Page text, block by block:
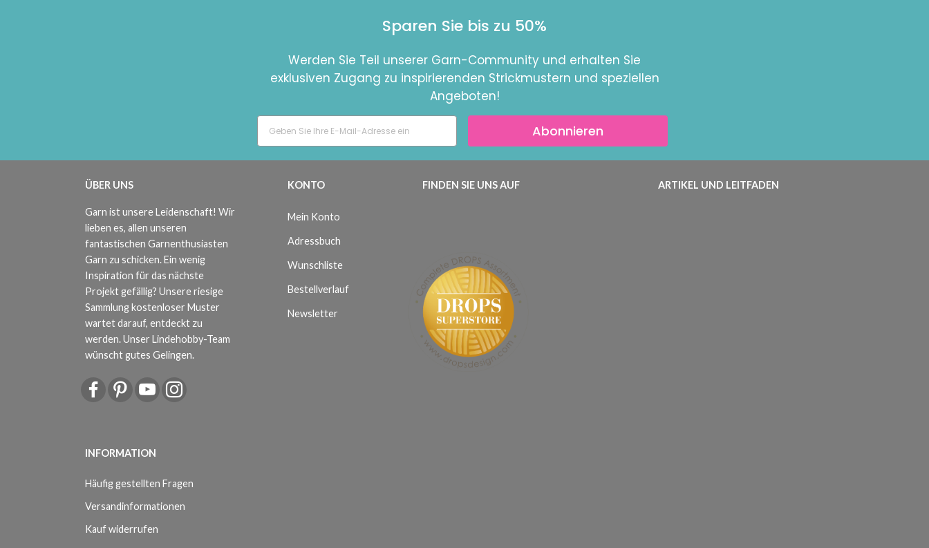
Sparen Sie bis zu 50%
Werden Sie Teil unserer Garn-Community und erhalten Sie
exklusiven Zugang zu inspirierenden Strickmustern und speziellen
Angeboten!
Abonnieren
ÜBER UNS
Garn ist unsere Leidenschaft! Wir
lieben es, allen unseren
fantastischen Garnenthusiasten
Garn zu schicken. Ein wenig
Inspiration für das nächste
Projekt gefällig? Unsere riesige
Sammlung kostenloser Muster
wartet darauf, entdeckt zu
werden. Unser Lindehobby-Team
wünscht gutes Gelingen.
INFORMATION
Häufig gestellten Fragen
Versandinformationen
Kauf widerrufen
KONTO
Mein Konto
Adressbuch
Wunschliste
Bestellverlauf
Newsletter
FINDEN SIE UNS AUF ARTIKEL UND LEITFADEN